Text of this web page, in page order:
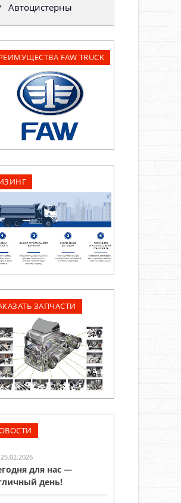
Автоцистерны
FAW TRUCK
ЗАПЧАСТИ
25.02.2026
для нас —
день!